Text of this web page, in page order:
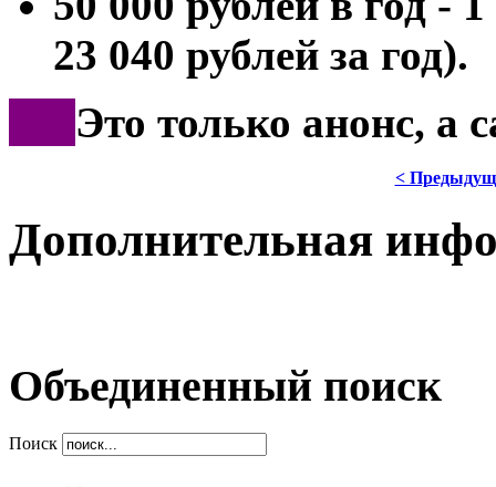
23 040 рублей за год).
Это только анонс, а
<
Дополнительная
Объединенный поиск
Поиск